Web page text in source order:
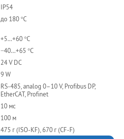
IP54
до 180 °C
+5…+60 °C
−40…+65 °C
24 V DC
9 W
RS-485, analog 0–10 V, Profibus DP,
EtherCAT, Profinet
10 мс
100 м
475 г (ISO-KF), 670 г (CF-F)